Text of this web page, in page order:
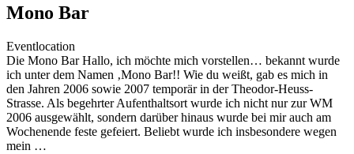
Mono Bar
Eventlocation
Die Mono Bar Hallo, ich möchte mich vorstellen… bekannt wurde
ich unter dem Namen ‚Mono Bar!! Wie du weißt, gab es mich in
den Jahren 2006 sowie 2007 temporär in der Theodor-Heuss-
Strasse. Als begehrter Aufenthaltsort wurde ich nicht nur zur WM
2006 ausgewählt, sondern darüber hinaus wurde bei mir auch am
Wochenende feste gefeiert. Beliebt wurde ich insbesondere wegen
mein …